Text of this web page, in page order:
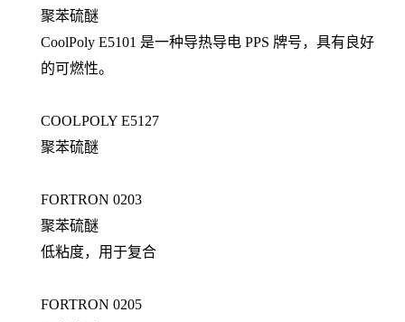
聚苯硫醚
CoolPoly E5101 是一种导热导电 PPS 牌号，具有良好
的可燃性。
COOLPOLY E5127
聚苯硫醚
FORTRON 0203
聚苯硫醚
低粘度，用于复合
FORTRON 0205